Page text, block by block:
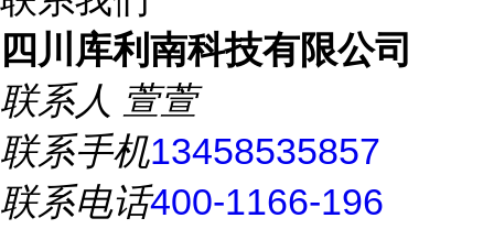
四川库利南科技有限公司
联系人 萱萱
联系手机13458535857
联系电话400-1166-196